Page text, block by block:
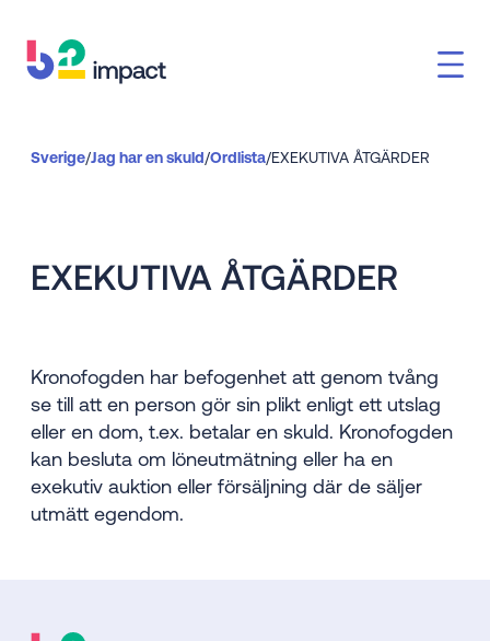
Sverige/Jag har en skuld/Ordlista/EXEKUTIVA ÅTGÄRDER
EXEKUTIVA ÅTGÄRDER
Kronofogden har befogenhet att genom tvång
se till att en person gör sin plikt enligt ett utslag
eller en dom, t.ex. betalar en skuld. Kronofogden
kan besluta om löneutmätning eller ha en
exekutiv auktion eller försäljning där de säljer
utmätt egendom.